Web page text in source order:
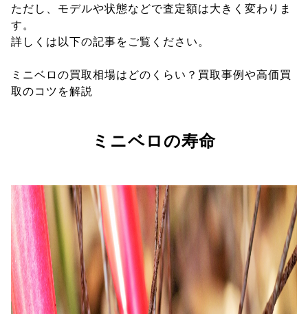
ただし、モデルや状態などで査定額は大きく変わりま
す。
詳しくは以下の記事をご覧ください。
ミニベロの買取相場はどのくらい？買取事例や高価買
取のコツを解説
ミニベロの寿命